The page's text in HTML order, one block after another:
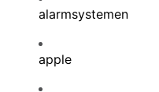
alarmsystemen
apple